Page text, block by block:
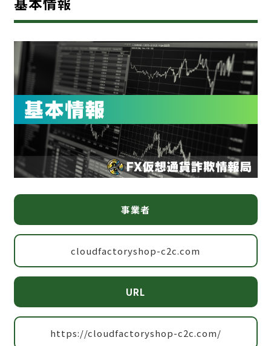
事業者
cloudfactoryshop-c2c.com
URL
https://cloudfactoryshop-c2c.com/